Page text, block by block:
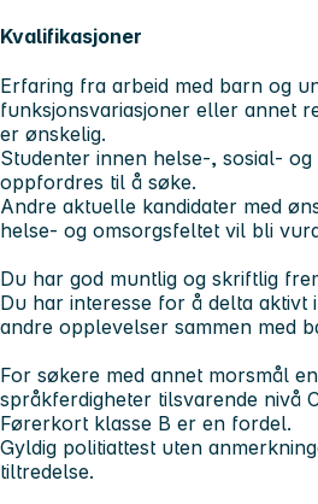
Kvalifikasjoner
Erfaring fra arbeid med barn og
funksjonsvariasjoner eller annet
er ønskelig.
Studenter innen helse-, sosial- og
oppfordres til å søke.
Andre aktuelle kandidater med
helse- og omsorgsfeltet vil bli
Du har god muntlig og skriftlig
Du har interesse for å delta aktivt
andre opplevelser sammen med
For søkere med annet morsmål
språkferdigheter tilsvarende nivå
Førerkort klasse B er en fordel.
Gyldig politiattest uten
tiltredelse.